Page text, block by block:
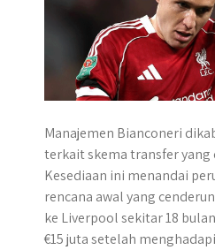
Manajemen Bianconeri
terkait skema transfer
Kesediaan ini menandai
rencana awal yang
ke Liverpool sekitar 18
€15 juta setelah